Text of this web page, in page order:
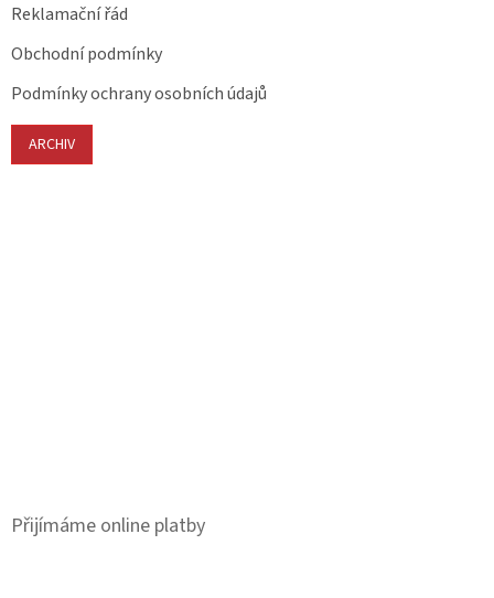
Reklamační řád
Obchodní podmínky
Podmínky ochrany osobních údajů
ARCHIV
Přijímáme online platby